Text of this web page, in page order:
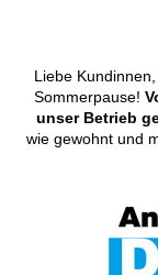
Liebe
Sommerpause!
unser Betrieb
wie gewohnt und